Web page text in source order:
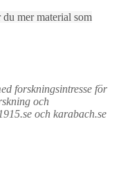
mer material som
forskningsintresse för
och
och karabach.se